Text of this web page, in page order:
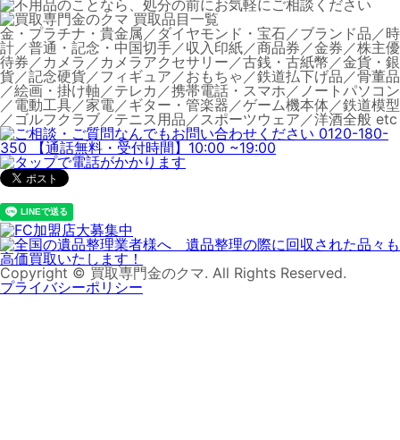
金・プラチナ・貴金属／ダイヤモンド・宝石／ブランド品／時
計／普通・記念・中国切手／収入印紙／商品券／金券／株主優
待券／カメラ／カメラアクセサリー／古銭・古紙幣／金貨・銀
貨／記念硬貨／フィギュア／おもちゃ／鉄道払下げ品／骨董品
／絵画・掛け軸／テレカ／携帯電話・スマホ／ノートパソコン
／電動工具／家電／ギター・管楽器／ゲーム機本体／鉄道模型
／ゴルフクラブ／テニス用品／スポーツウェア／洋酒全般 etc
Copyright © 買取専門金のクマ. All Rights Reserved.
プライバシーポリシー